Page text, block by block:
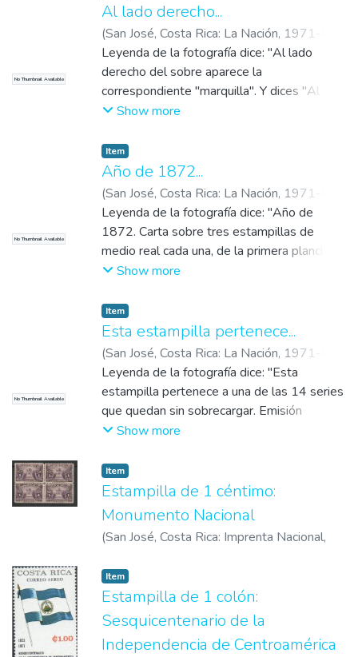
No Thumbnail Available
Al lado derecho...
(San José, Costa Rica: La Nación, 1971-09-
14)
Leyenda de la fotografía dice: "Al lado
derecho del sobre aparece la
correspondiente "marquilla". Y dices "Al
secretario de la real sala del crimen,
Costa Rica. En el interior de esta misiva la
leyenda: "criminales en Quezaltenango".
Año de 1808". Fotografía es parte de la
noticia titulada: "Más de dos millones de
colones: Exposición filatélica del
Sesquicentenario".
Show more
No Thumbnail Available
Item
Año de 1872...
(San José, Costa Rica: La Nación, 1971-09-
14)
Leyenda de la fotografía dice: "Año de
1872. Carta sobre tres estampillas de
medio real cada una, de la primera plancha".
Fotografía es parte de la noticia titulada:
Exposición filatélica del Sesquicentenario".
Show more
No Thumbnail Available
Item
Esta estampilla pertenece...
(San José, Costa Rica: La Nación, 1971-09-
14)
Leyenda de la fotografía dice: "Esta
estampilla pertenece a una de las 14 series
que quedan sin sobrecargar. Emisión
autorizada que no circuló por haberse
Panamericano de la Salud". Fotografía es
parte de la noticia titulada: "Más de dos
millones de colones: Exposición filatélica
del Sesquicentenario".
Show more
Item
Estampilla de 1 céntimo:
Monumento Nacional
(San José, Costa Rica: Imprenta Nacional,
Item
Estampilla de 1 colón:
Sesquicentenario de la
Independencia de Centroamérica